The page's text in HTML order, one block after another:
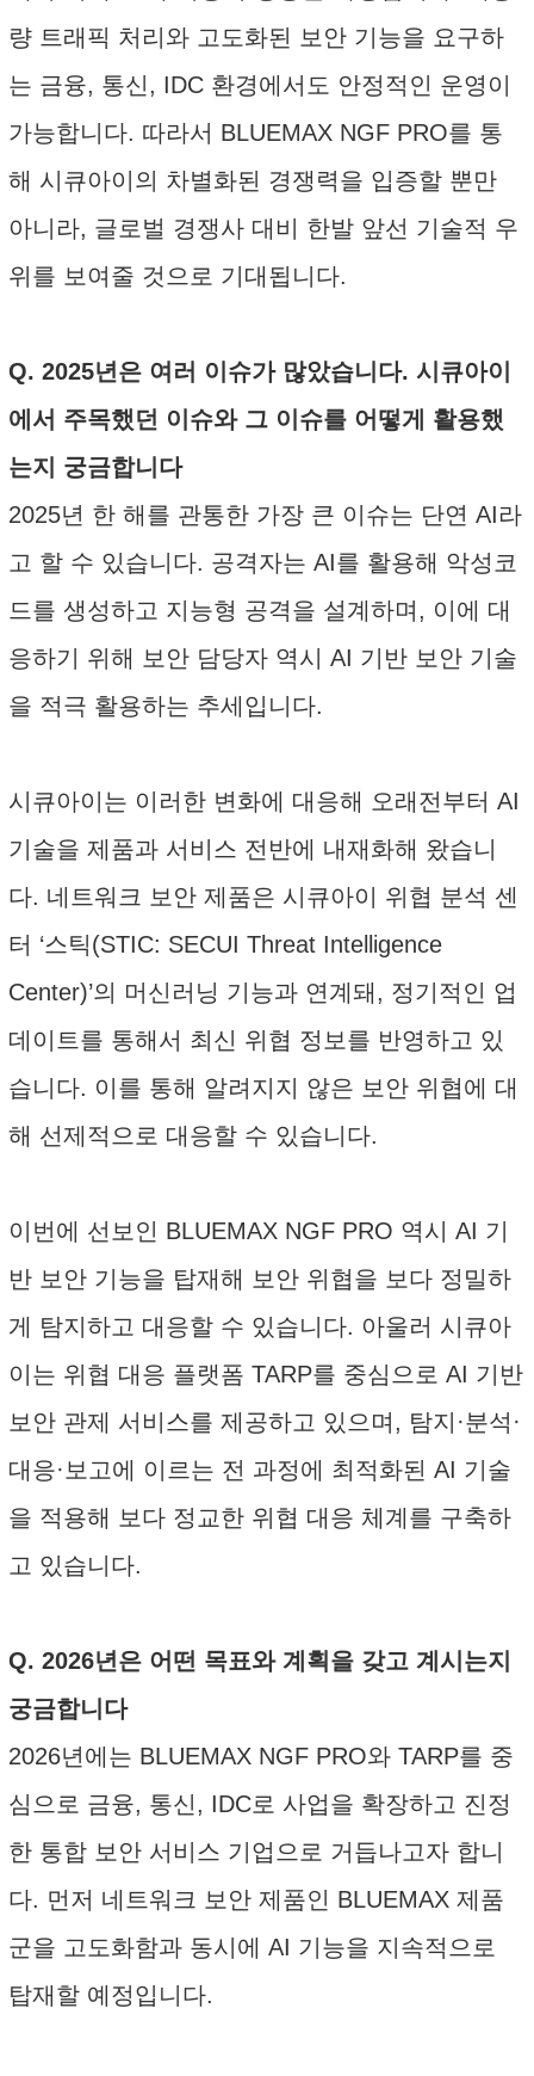
량 트래픽 처리와 고도화된 보안 기능을 요구하
는 금융, 통신, IDC 환경에서도 안정적인 운영이
가능합니다. 따라서 BLUEMAX NGF PRO를 통
해 시큐아이의 차별화된 경쟁력을 입증할 뿐만
아니라, 글로벌 경쟁사 대비 한발 앞선 기술적 우
위를 보여줄 것으로 기대됩니다.
Q. 2025년은 여러 이슈가 많았습니다. 시큐아이
에서 주목했던 이슈와 그 이슈를 어떻게 활용했
는지 궁금합니다
2025년 한 해를 관통한 가장 큰 이슈는 단연 AI라
고 할 수 있습니다. 공격자는 AI를 활용해 악성코
드를 생성하고 지능형 공격을 설계하며, 이에 대
응하기 위해 보안 담당자 역시 AI 기반 보안 기술
을 적극 활용하는 추세입니다.
시큐아이는 이러한 변화에 대응해 오래전부터 AI
기술을 제품과 서비스 전반에 내재화해 왔습니
다. 네트워크 보안 제품은 시큐아이 위협 분석 센
터 ‘스틱(STIC: SECUI Threat Intelligence
Center)’의 머신러닝 기능과 연계돼, 정기적인 업
데이트를 통해서 최신 위협 정보를 반영하고 있
습니다. 이를 통해 알려지지 않은 보안 위협에 대
해 선제적으로 대응할 수 있습니다.
이번에 선보인 BLUEMAX NGF PRO 역시 AI 기
반 보안 기능을 탑재해 보안 위협을 보다 정밀하
게 탐지하고 대응할 수 있습니다. 아울러 시큐아
이는 위협 대응 플랫폼 TARP를 중심으로 AI 기반
보안 관제 서비스를 제공하고 있으며, 탐지·분석·
대응·보고에 이르는 전 과정에 최적화된 AI 기술
을 적용해 보다 정교한 위협 대응 체계를 구축하
고 있습니다.
Q. 2026년은 어떤 목표와 계획을 갖고 계시는지
궁금합니다
2026년에는 BLUEMAX NGF PRO와 TARP를 중
심으로 금융, 통신, IDC로 사업을 확장하고 진정
한 통합 보안 서비스 기업으로 거듭나고자 합니
다. 먼저 네트워크 보안 제품인 BLUEMAX 제품
군을 고도화함과 동시에 AI 기능을 지속적으로
탑재할 예정입니다.